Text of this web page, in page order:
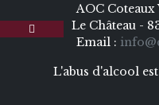
AOC
Le Château -
Email :
L'abus d'alcool